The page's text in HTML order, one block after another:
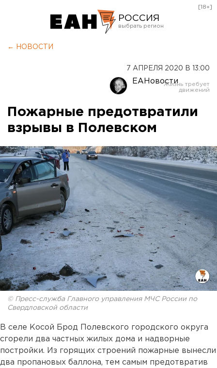
РОССИЯ
Оренбург
[18+]
← НОВОСТИ
7 АПРЕЛЯ 2020 В 13:00
ЕАНовости
Пожарные предотвратили
взрывы в Полевском
© Пресс-служба Главного управления МЧС России по
Свердловской области
В селе Косой Брод Полевского городского округа
сгорели два частных жилых дома и надворные
постройки. Из горящих строений пожарные вынесли
два пропановых баллона, тем самым предотвратив